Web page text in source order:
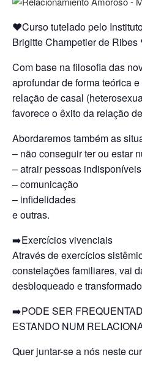
❤️Curso tutelado pelo
Brigitte Champetier de
Com base na filosofia das
aprofundar de forma teórica
relação de casal
favorece o êxito da relação
Abordaremos também as
– não conseguir ter ou estar
– atrair pessoas
– comunicação
– infidelidades
e outras.
➡️Exercícios vivenciais
Através de exercícios
constelações familiares, vai
desbloqueado e
➡️PODE SER
ESTANDO NUM
Quer juntar-se a nós neste